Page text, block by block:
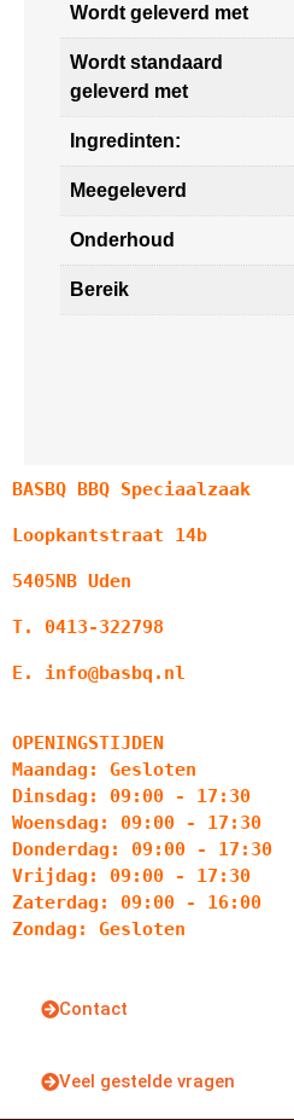
Wordt geleverd met
Wordt standaard
geleverd met
Ingredinten:
Meegeleverd
Onderhoud
Bereik
BASBQ BBQ Speciaalzaak
Loopkantstraat 14b
5405NB Uden
T. 0413-322798
E. info@basbq.nl
OPENINGSTIJDEN
Maandag: Gesloten
Dinsdag: 09:00 - 17:30
Woensdag: 09:00 - 17:30
Donderdag: 09:00 - 17:30
Vrijdag: 09:00 - 17:30
Zaterdag: 09:00 - 16:00
Zondag: Gesloten
Contact
Veel gestelde vragen